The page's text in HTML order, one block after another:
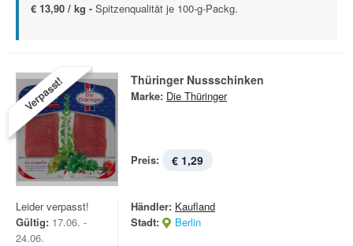
€ 13,90 / kg - Spitzenqualität je 100-g-Packg.
Verpasst! Thüringer Nussschinken
Marke: Die Thüringer
Preis: € 1,29
Leider verpasst!
Gültig: 17.06. -
24.06.
Händler: Kaufland
Stadt:
Berlin